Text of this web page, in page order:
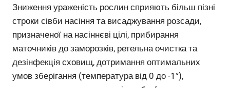
Зниження ураженість рослин сприяють більш пізні
строки сівби насіння та висаджування розсади,
призначеної на насіннєві цілі, прибирання
маточників до заморозків, ретельна очистка та
дезінфекція сховищ, дотримання оптимальних
умов зберігання (температура від 0 до -1°),